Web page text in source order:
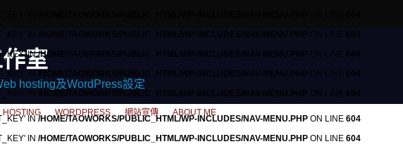
IN /HOME/TAOWORKS/PUBLIC_HTML/WP-INCLUDES/NAV-MENU.PHP ON LINE 604
IN/HOME/TAOWORKS/PUBLIC_HTML/WP-INCLUDES/NAV-MENU.PHP ON LINE 604
IN /HOME/TAOWORKS/PUBLIC_HTML/WP-INCLUDES/NAV-MENU.PHP ON LINE 604
IN /HOME/TAOWORKS/PUBLIC_HTML/WP-INCLUDES/NAV-MENU.PHP ON LINE 604
HOSTING WORDPRESS 網站宣傳 ABOUT ME
室
hosting及WordPress設定
IN /HOME/TAOWORKS/PUBLIC_HTML/WP-INCLUDES/NAV-MENU.PHP ON LINE 604
IN /HOME/TAOWORKS/PUBLIC_HTML/WP-INCLUDES/NAV-MENU.PHP ON LINE 604